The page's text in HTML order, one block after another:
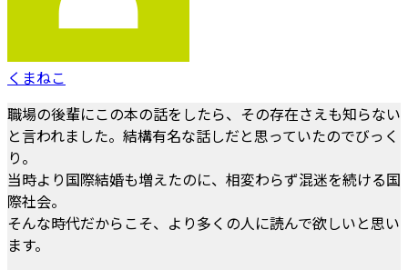
くまねこ
職場の後輩にこの本の話をしたら、その存在さえも知らない
と言われました。結構有名な話しだと思っていたのでびっく
り。
当時より国際結婚も増えたのに、相変わらず混迷を続ける国
際社会。
そんな時代だからこそ、より多くの人に読んで欲しいと思い
ます。